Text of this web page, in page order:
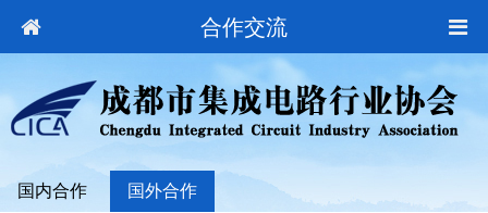
合作交流
国内合作 国外合作